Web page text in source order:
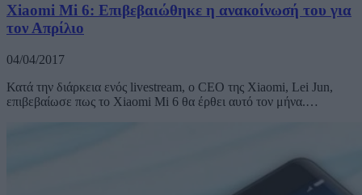
Xiaomi Mi 6: Επιβεβαιώθηκε η ανακοίνωσή του για
τον Απρίλιο
04/04/2017
Κατά την διάρκεια ενός livestream, ο CEO της Xiaomi, Lei Jun,
επιβεβαίωσε πως το Xiaomi Mi 6 θα έρθει αυτό τον μήνα.…